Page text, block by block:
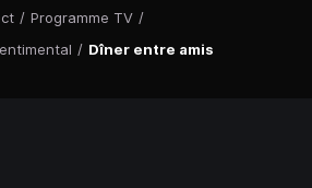
/ Programme TV /
/ Dîner entre amis